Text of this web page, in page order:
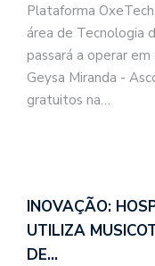
Plataforma
área de Tecnologia
passará a operar
Geysa Miranda -
gratuitos na…
INOVAÇÃO:
UTILIZA
DE…